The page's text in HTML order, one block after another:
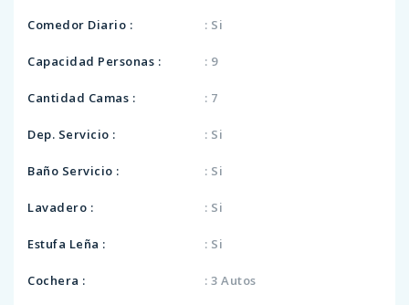
Comedor Diario : : Si
Capacidad Personas : : 9
Cantidad Camas : : 7
Dep. Servicio : : Si
Baño Servicio : : Si
Lavadero : : Si
Estufa Leña : : Si
Cochera : : 3 Autos